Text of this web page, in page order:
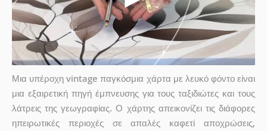
Μια υπέροχη vintage παγκόσμια χάρτα με λευκό φόντο είναι
μια εξαιρετική πηγή έμπνευσης για τους ταξιδιώτες και τους
λάτρεις της γεωγραφίας. Ο χάρτης απεικονίζει τις διάφορες
ηπειρωτικές περιοχές σε απαλές καφετί αποχρώσεις,